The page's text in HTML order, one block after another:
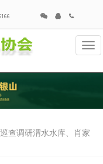
查调研渭水水库、肖家